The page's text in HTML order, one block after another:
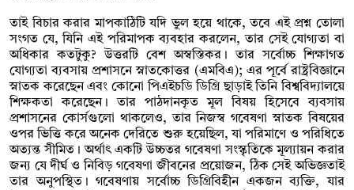
তাই বিচার করার মাপকাঠিটি যদি ভুল হয়ে থাকে, তবে এই প্রশ্ন তোলা
সংগত যে, যিনি এই পরিমাপক ব্যবহার করলেন, তার সেই যোগ্যতা বা
অধিকার কতটুকু? উত্তরটি বেশ অস্বস্তিকর। তার সর্বোচ্চ শিক্ষাগত
যোগ্যতা ব্যবসায় প্রশাসনে স্নাতকোত্তর (এমবিএ); এর পূর্বে রাষ্ট্রবিজ্ঞানে
স্নাতক করেছেন এবং কোনো পিএইচডি ডিগ্রি ছাড়াই তিনি বিশ্ববিদ্যালয়ে
শিক্ষকতা করেছেন। তার পাঠদানকৃত মূল বিষয় হিসেবে ব্যবসায়
প্রশাসনের কোর্সগুলো থাকলেও, তার নিজস্ব গবেষণা স্নাতক বিষয়ের
ওপর ভিত্তি করে অনেক দেরিতে শুরু হয়েছিল, যা পরিমাণে ও পরিধিতে
অত্যন্ত সীমিত। অর্থাৎ একটি উচ্চতর গবেষণা সংস্কৃতিকে মূল্যায়ন করার
জন্য যে দীর্ঘ ও নিবিড় গবেষণা জীবনের প্রয়োজন, ঠিক সেই অভিজ্ঞতাই
তার অনুপস্থিত। গবেষণায় সর্বোচ্চ ডিগ্রিবিহীন একজন ব্যক্তি, যার